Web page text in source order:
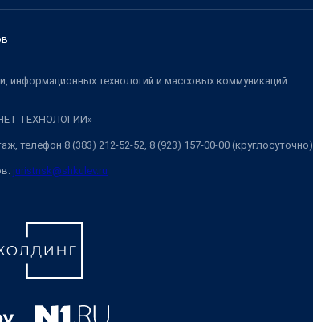
информационных технологий и массовых коммуникаций
ТЕХНОЛОГИИ»
телефон 8 (383) 212-52-52, 8 (923) 157-00-00 (круглосуточно)
juristnsk@shkulev.ru